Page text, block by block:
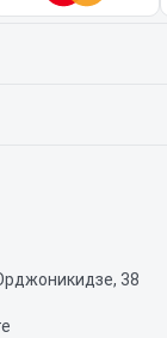
38